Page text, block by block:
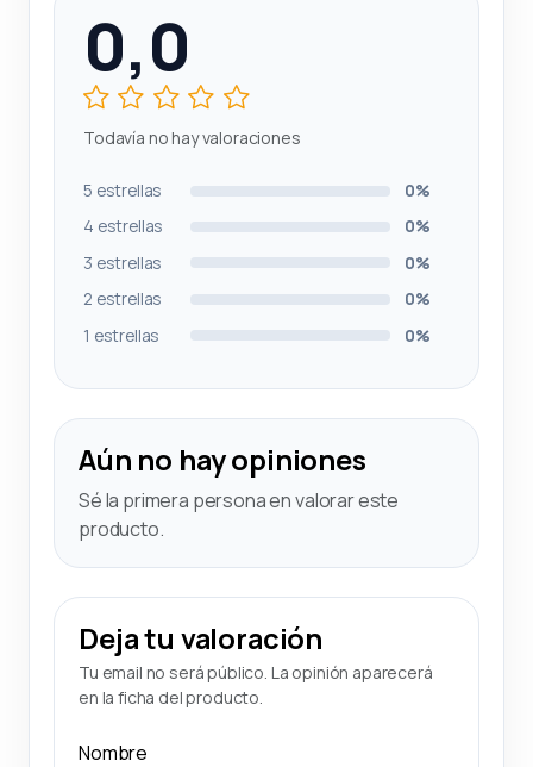
0,0
Todavía no hay valoraciones
5 estrellas
0%
4 estrellas
0%
3 estrellas
0%
2 estrellas
0%
1 estrellas
0%
Aún no hay opiniones
Sé la primera persona en valorar este
producto.
Deja tu valoración
Tu email no será público. La opinión aparecerá
en la ficha del producto.
Nombre